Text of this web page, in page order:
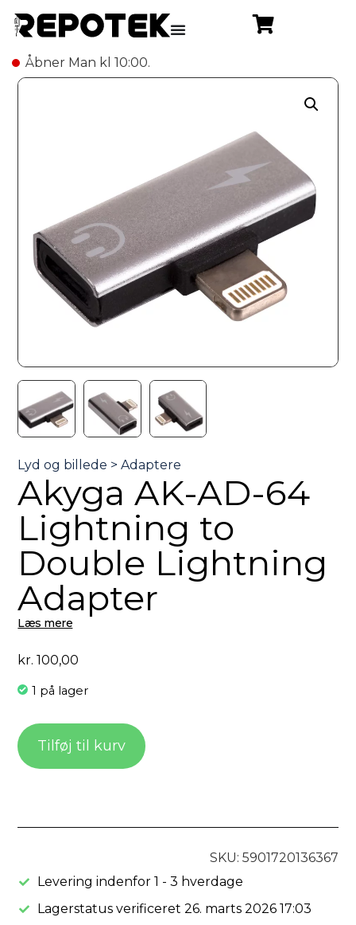
Åbner Man kl 10:00.
Akyga AK-AD-64
Lightning to
Double Lightning
Adapter
Læs mere
kr. 100,00
1 på lager
Tilføj til kurv
SKU: 5901720136367
Levering indenfor 1 - 3 hverdage
Lagerstatus verificeret 26. marts 2026 17:03